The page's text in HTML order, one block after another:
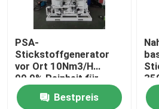
PSA-
Stickstoffgenerator
vor Ort 10Nm3/H
99,9% Reinheit für
Lebensmittel,
Metallurgie, Chemie
Bestpreis